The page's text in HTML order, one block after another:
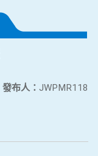
發布人： JWPMR118